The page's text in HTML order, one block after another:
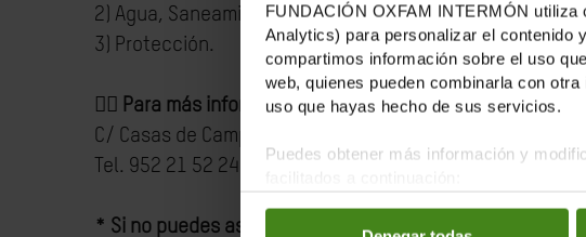
FUNDACIÓN OXFAM INTERMÓN
Analytics) para personalizar el contenido
compartimos información sobre el uso
web, quienes pueden combinarla con
uso que hayas hecho de sus servicios.
Puedes obtener más información y
2) Agua, Saneamiento y Higiene.
3) Protección.
👉🏽 Para más información y conseguir tu entrada puedes
C/ Casas de Campos 10, en el Soho de Málaga.
Tel. 952 21 52 24
* Si no puedes asistir y/o quieres aportar tu donativo